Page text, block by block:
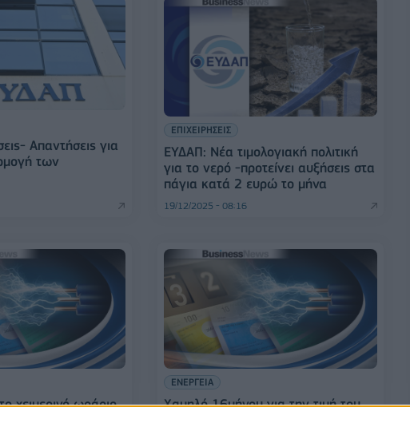
Απαντήσεις για
των
ΕΠΙΧΕΙΡΗΣΕΙΣ
ΕΥΔΑΠ: Νέα τιμολογιακή πολιτική
για το νερό -προτείνει αυξήσεις στα
πάγια κατά 2 ευρώ το μήνα
19/12/2025 - 08:16
χειμερινό ωράριο
ΕΝΕΡΓΕΙΑ
Χαμηλό 16μήνου για την τιμή του